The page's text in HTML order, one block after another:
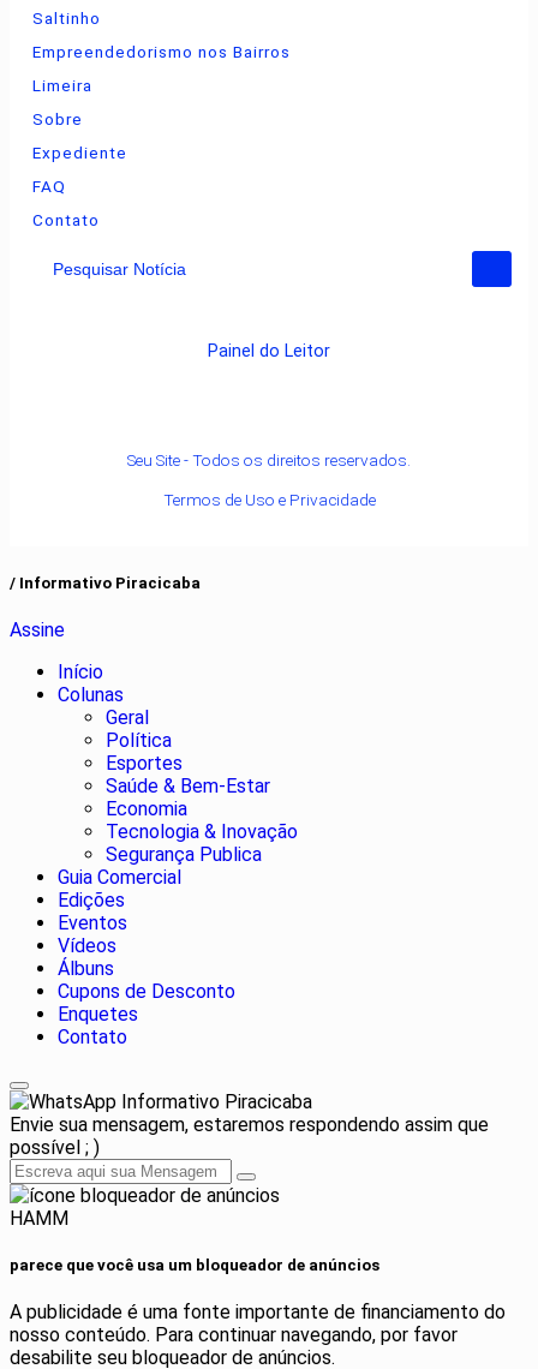
Saltinho
Empreendedorismo nos Bairros
Limeira
Sobre
Expediente
FAQ
Contato
Pesquisar Notícia
Painel do Leitor
Seu Site - Todos os direitos reservados.
Termos de Uso e Privacidade
/ Informativo Piracicaba
Assine
Início
Colunas
Geral
Política
Esportes
Saúde & Bem-Estar
Economia
Tecnologia & Inovação
Segurança Publica
Guia Comercial
Edições
Eventos
Vídeos
Álbuns
Cupons de Desconto
Enquetes
Contato
Informativo Piracicaba
Envie sua mensagem, estaremos respondendo assim que
possível ; )
HAMM
parece que você usa um bloqueador de anúncios
A publicidade é uma fonte importante de financiamento do
nosso conteúdo. Para continuar navegando, por favor
desabilite seu bloqueador de anúncios.